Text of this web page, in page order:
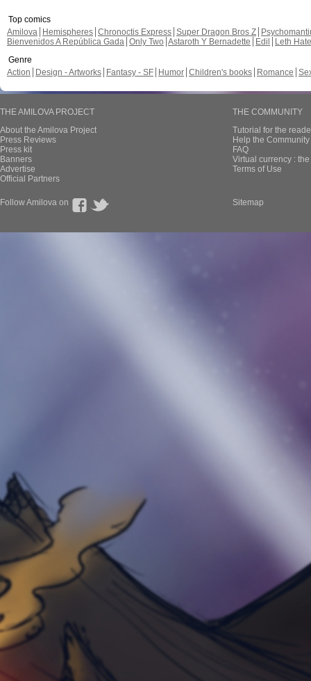
Top comics
Amilova
Hemispheres Chronoctis Express Super Dragon Bros Z
Bienvenidos A República Gada Only Two Astaroth Y Bernadette Edil
Leth Hate
Genre
Action
Design - Artworks Fantasy - SF Humor Children's books Romance
THE AMILOVA PROJECT
About the Amilova Project
Press Reviews
Press kit
Banners
Advertise
Official Partners
THE COMMUNITY
Tutorial for the
Help the
FAQ
Virtual currency :
Terms of Use
Follow Amilova on Sitemap